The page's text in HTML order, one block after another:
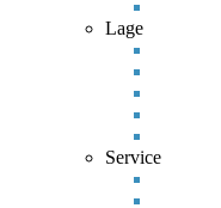
Lage
Service